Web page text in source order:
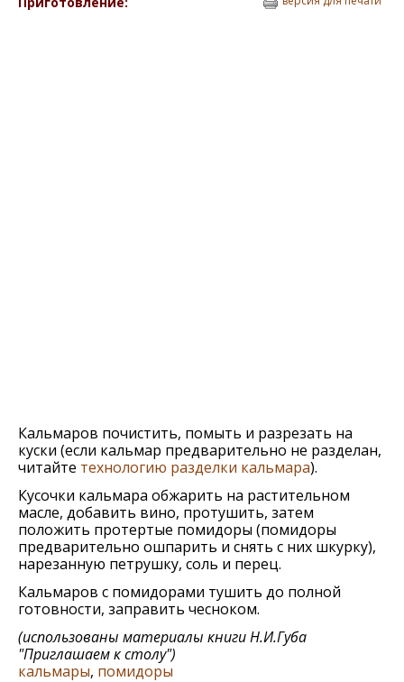
Кальмаров почистить, помыть и разрезать на
куски (если кальмар предварительно не разделан,
читайте технологию разделки кальмара).
Кусочки кальмара обжарить на растительном
масле, добавить вино, протушить, затем
положить протертые помидоры (помидоры
предварительно ошпарить и снять с них шкурку),
нарезанную петрушку, соль и перец.
Кальмаров с помидорами тушить до полной
готовности, заправить чесноком.
(использованы материалы книгиН.И.Губа
"Приглашаем к столу")
кальмары, помидоры